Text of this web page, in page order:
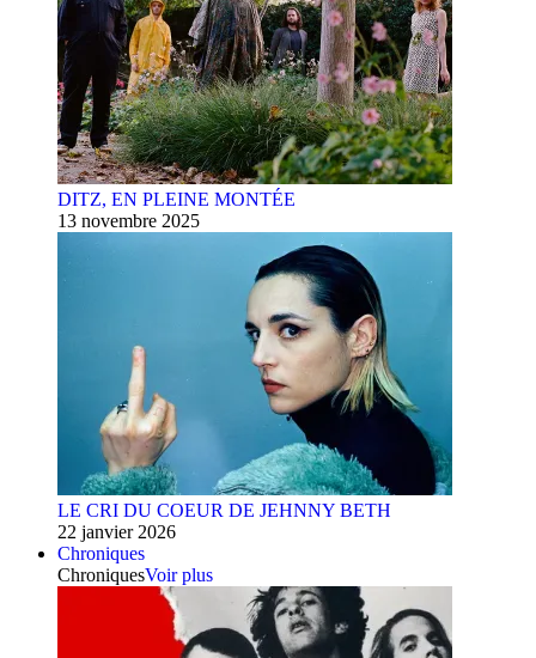
DITZ, EN PLEINE MONTÉE
13 novembre 2025
LE CRI DU COEUR DE JEHNNY BETH
22 janvier 2026
Chroniques
ChroniquesVoir plus